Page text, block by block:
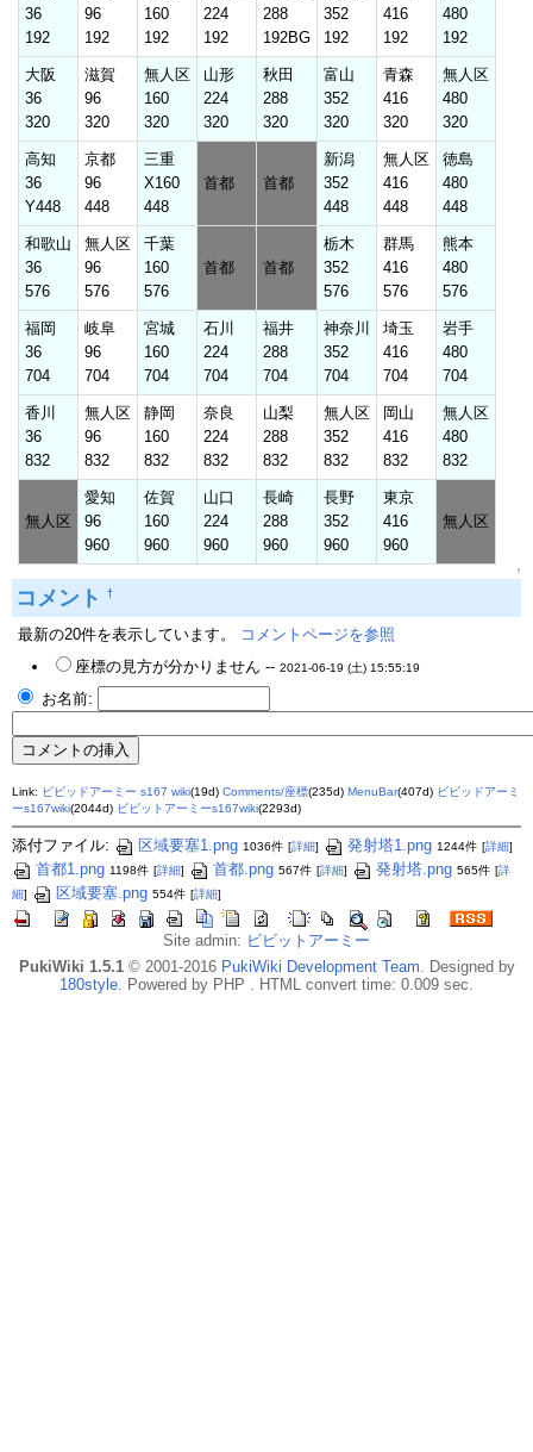
36
192
96
192
160
192
224
192
288
192BG
352
192
416
192
480
192
大阪
36
320
滋賀
96
320
無人区
160
320
山形
224
320
秋田
288
320
富山
352
320
青森
416
320
無人区
480
320
高知
36
Y448
京都
96
448
三重
X160
448
首都 首都
新潟
352
448
無人区
416
448
徳島
480
448
和歌山
36
576
無人区
96
576
千葉
160
576
首都 首都
栃木
352
576
群馬
416
576
熊本
480
576
福岡
36
704
岐阜
96
704
宮城
160
704
石川
224
704
福井
288
704
神奈川
352
704
埼玉
416
704
岩手
480
704
香川
36
832
無人区
96
832
静岡
160
832
奈良
224
832
山梨
288
832
無人区
352
832
岡山
416
832
無人区
480
832
無人区
愛知
96
960
佐賀
160
960
山口
224
960
長崎
288
960
長野
352
960
東京
416
960
無人区
↑
コメント †
最新の20件を表示しています。
コメントページを参照
座標の見方が分かりません -- 2021-06-19 (土) 15:55:19
お名前:
Link: ビビッドアーミー s167 wiki(19d) Comments/座標(235d) MenuBar(407d) ビビッドアーミ
ーs167wiki(2044d) ビビットアーミーs167wiki(2293d)
添付ファイル: 区域要塞1.png 1036件 [詳細] 発射塔1.png 1244件 [詳細]
首都1.png 1198件 [詳細] 首都.png 567件 [詳細] 発射塔.png 565件 [詳
細] 区域要塞.png 554件 [詳細]
Site admin: ビビットアーミー
PukiWiki 1.5.1© 2001-2016 PukiWiki Development Team. Designed by
180style. Powered by PHP . HTML convert time: 0.009 sec.